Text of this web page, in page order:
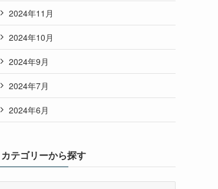
2024年11月
2024年10月
2024年9月
2024年7月
2024年6月
カテゴリーから探す